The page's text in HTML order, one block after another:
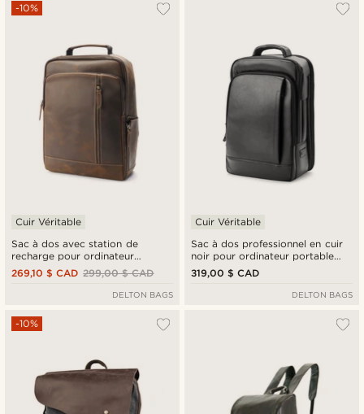
Sac à dos avec station de
recharge pour ordinateur
portable en cuir vintage marron
-10%
Cuir Véritable
299,00 $ CAD
269,10 $ CAD
DELTON BAGS
Sac à dos professionnel en cuir
noir pour ordinateur portable
avec station de recharge
Cuir Véritable
319,00 $ CAD
DELTON BAGS
-10%